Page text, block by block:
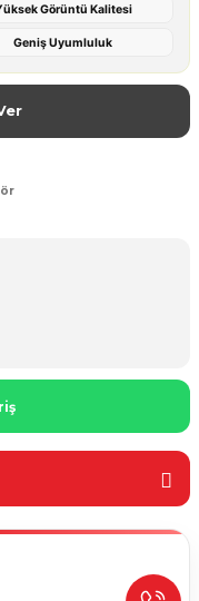
Görüntü Kalitesi
Geniş Uyumluluk